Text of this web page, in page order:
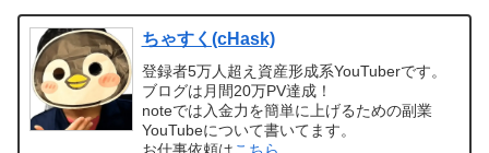
ちゃすく(cHask)
登録者5万人超え資産形成系YouTuberです。
ブログは月間20万PV達成！
noteでは入金力を簡単に上げるための副業
YouTubeについて書いてます。